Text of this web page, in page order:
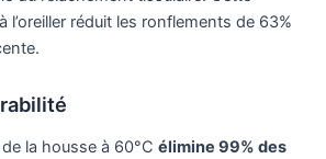
l’oreiller réduit les ronflements de 63%
la housse à 60°C élimine 99% des